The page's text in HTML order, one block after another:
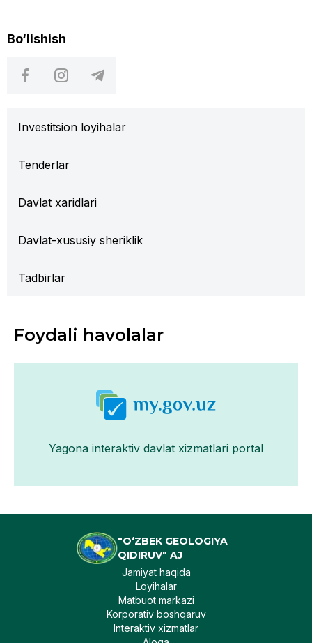
Bo‘lishish
Investitsion loyihalar
Tenderlar
Davlat xaridlari
Davlat-xususiy sheriklik
Tadbirlar
Foydali havolalar
Yagona interaktiv davlat xizmatlari portal
"O‘ZBEK GEOLOGIYA
QIDIRUV" AJ
Jamiyat haqida
Loyihalar
Matbuot markazi
Korporativ boshqaruv
Interaktiv xizmatlar